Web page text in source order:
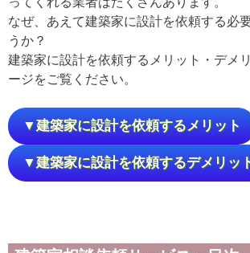
なぜ、あえて建築家に設計を依頼する必
うか？
建築家に設計を依頼するメリット・デメ
ージをご覧ください。
▼建築家に設計を依頼するメリット
▼建築家に設計を依頼するデメリッ